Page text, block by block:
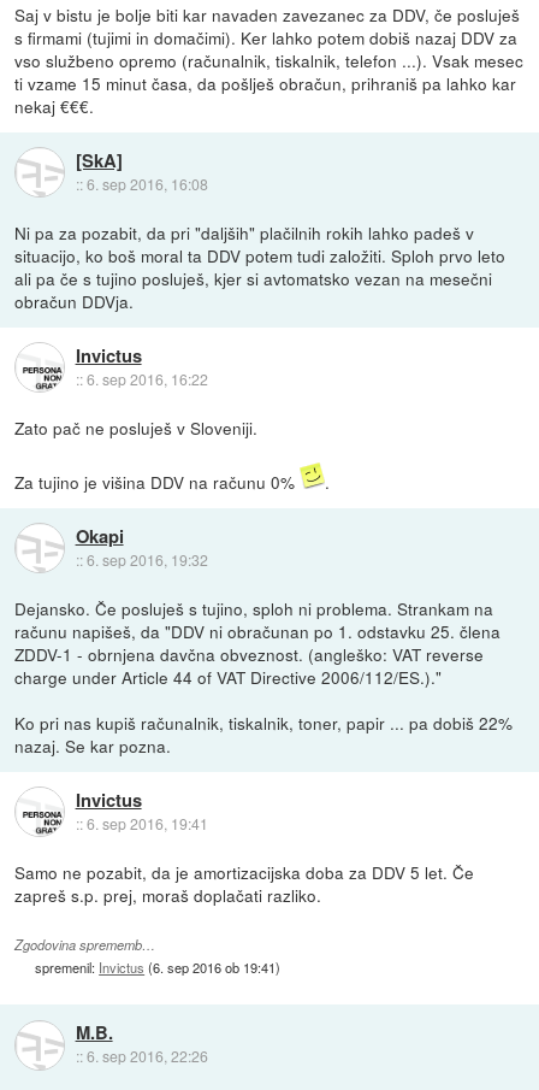
Saj v bistu je bolje biti kar navaden zavezanec za DDV, če posluješ
s firmami (tujimi in domačimi). Ker lahko potem dobiš nazaj DDV za
vso službeno opremo (računalnik, tiskalnik, telefon ...). Vsak mesec
ti vzame 15 minut časa, da pošlješ obračun, prihraniš pa lahko kar
nekaj €€€.
[SkA]
::6. sep 2016, 16:08
Ni pa za pozabit, da pri "daljših" plačilnih rokih lahko padeš v
situacijo, ko boš moral ta DDV potem tudi založiti. Sploh prvo leto
ali pa če s tujino posluješ, kjer si avtomatsko vezan na mesečni
obračun DDVja.
Invictus
::6. sep 2016, 16:22
Zato pač ne posluješ v Sloveniji.
Za tujino je višina DDV na računu 0% .
Okapi
::6. sep 2016, 19:32
Dejansko. Če posluješ s tujino, sploh ni problema. Strankam na
računu napišeš, da "DDV ni obračunan po 1. odstavku 25. člena
ZDDV-1 - obrnjena davčna obveznost. (angleško: VAT reverse
charge under Article 44 of VAT Directive 2006/112/ES.)."
Ko pri nas kupiš računalnik, tiskalnik, toner, papir ... pa dobiš 22%
nazaj. Se kar pozna.
Invictus
::6. sep 2016, 19:41
Samo ne pozabit, da je amortizacijska doba za DDV 5 let. Če
zapreš s.p. prej, moraš doplačati razliko.
Zgodovina sprememb…
spremenil: Invictus (6. sep 2016 ob 19:41)
M.B.
::6. sep 2016, 22:26